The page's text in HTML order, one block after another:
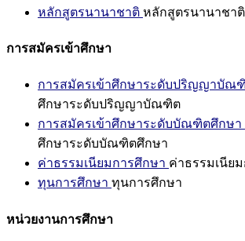
หลักสูตรนานาชาติ หลักสูตรนานาชาติ
การสมัครเข้าศึกษา
การสมัครเข้าศึกษาระดับปริญญาบัณ
ศึกษาระดับปริญญาบัณฑิต
การสมัครเข้าศึกษาระดับบัณฑิตศึกษา
ศึกษาระดับบัณฑิตศึกษา
ค่าธรรมเนียมการศึกษา ค่าธรรมเนีย
ทุนการศึกษา ทุนการศึกษา
หน่วยงานการศึกษา